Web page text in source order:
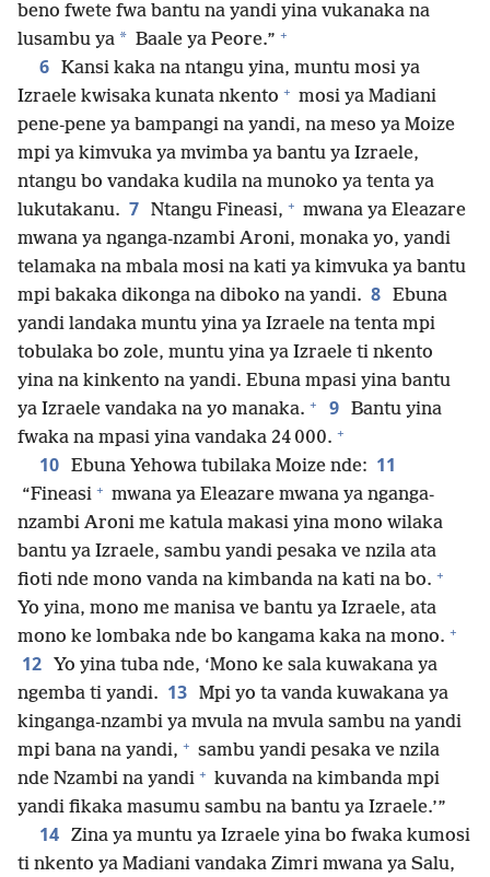
beno fwete fwa bantu na yandi yina vukanaka na
lusambu ya * Baale ya Peore.” +
6 Kansi kaka na ntangu yina, muntu mosi ya
Izraele kwisaka kunata nkento + mosi ya Madiani
pene-pene ya bampangi na yandi, na meso ya Moize
mpi ya kimvuka ya mvimba ya bantu ya Izraele,
ntangu bo vandaka kudila na munoko ya tenta ya
lukutakanu. 7 Ntangu Fineasi, + mwana ya Eleazare
mwana ya nganga-nzambi Aroni, monaka yo, yandi
telamaka na mbala mosi na kati ya kimvuka ya bantu
mpi bakaka dikonga na diboko na yandi. 8 Ebuna
yandi landaka muntu yina ya Izraele na tenta mpi
tobulaka bo zole, muntu yina ya Izraele ti nkento
yina na kinkento na yandi. Ebuna mpasi yina bantu
ya Izraele vandaka na yo manaka. + 9 Bantu yina
fwaka na mpasi yina vandaka 24 000. +
10 Ebuna Yehowa tubilaka Moize nde: 11
“Fineasi + mwana ya Eleazare mwana ya nganga-
nzambi Aroni me katula makasi yina mono wilaka
bantu ya Izraele, sambu yandi pesaka ve nzila ata
fioti nde mono vanda na kimbanda na kati na bo. +
Yo yina, mono me manisa ve bantu ya Izraele, ata
mono ke lombaka nde bo kangama kaka na mono. +
12
Yo yina tuba nde, ‘Mono ke sala kuwakana ya
ngemba ti yandi. 13 Mpi yo ta vanda kuwakana ya
kinganga-nzambi ya mvula na mvula sambu na yandi
mpi bana na yandi, + sambu yandi pesaka ve nzila
nde Nzambi na yandi + kuvanda na kimbanda mpi
yandi fikaka masumu sambu na bantu ya Izraele.’”
14 Zina ya muntu ya Izraele yina bo fwaka kumosi
ti nkento ya Madiani vandaka Zimri mwana ya Salu,